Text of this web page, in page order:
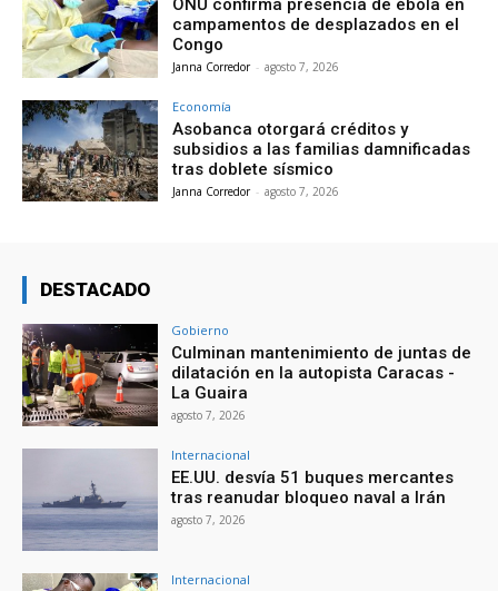
ONU confirma presencia de ébola en
campamentos de desplazados en el
Congo
Janna Corredor - agosto 7, 2026
Economía
Asobanca otorgará créditos y
subsidios a las familias damnificadas
tras doblete sísmico
Janna Corredor - agosto 7, 2026
DESTACADO
Gobierno
Culminan mantenimiento de juntas de
dilatación en la autopista Caracas -
La Guaira
agosto 7, 2026
Internacional
EE.UU. desvía 51 buques mercantes
tras reanudar bloqueo naval a Irán
agosto 7, 2026
Internacional